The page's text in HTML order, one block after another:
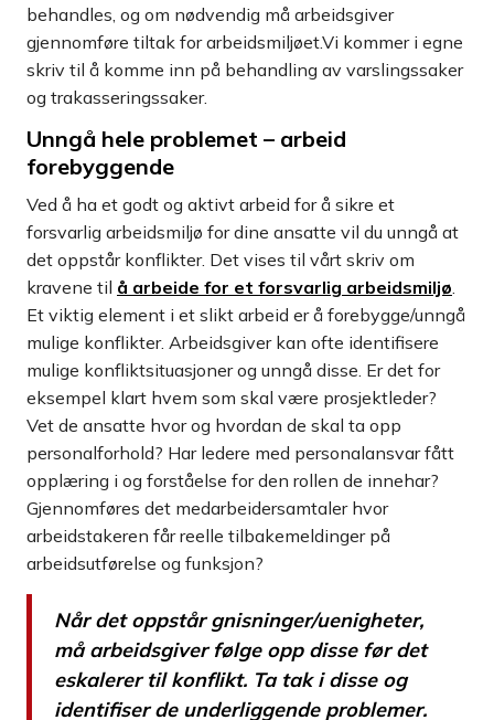
behandles, og om nødvendig må arbeidsgiver
gjennomføre tiltak for arbeidsmiljøet.Vi kommer i egne
skriv til å komme inn på behandling av varslingssaker
og trakasseringssaker.
Unngå hele problemet – arbeid
forebyggende
Ved å ha et godt og aktivt arbeid for å sikre et
forsvarlig arbeidsmiljø for dine ansatte vil du unngå at
det oppstår konflikter. Det vises til vårt skriv om
kravene til å arbeide for et forsvarlig arbeidsmiljø.
Et viktig element i et slikt arbeid er å forebygge/unngå
mulige konflikter. Arbeidsgiver kan ofte identifisere
mulige konfliktsituasjoner og unngå disse. Er det for
eksempel klart hvem som skal være prosjektleder?
Vet de ansatte hvor og hvordan de skal ta opp
personalforhold? Har ledere med personalansvar fått
opplæring i og forståelse for den rollen de innehar?
Gjennomføres det medarbeidersamtaler hvor
arbeidstakeren får reelle tilbakemeldinger på
arbeidsutførelse og funksjon?
Når det oppstår gnisninger/uenigheter,
må arbeidsgiver følge opp disse før det
eskalerer til konflikt. Ta tak i disse og
identifiser de underliggende problemer.